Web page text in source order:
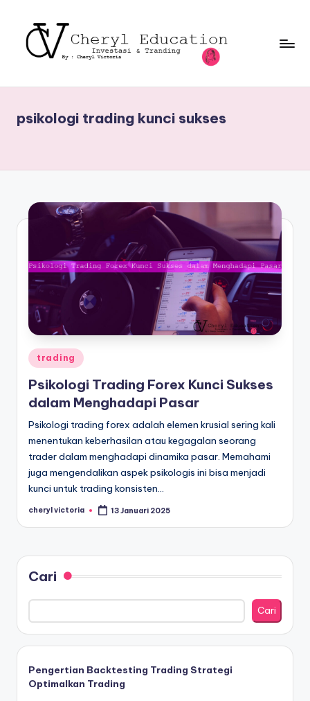
psikologi trading kunci sukses
Posted
in
trading
Psikologi Trading Forex Kunci Sukses
dalam Menghadapi Pasar
Psikologi trading forex adalah elemen krusial sering kali
menentukan keberhasilan atau kegagalan seorang
trader dalam menghadapi dinamika pasar. Memahami
juga mengendalikan aspek psikologis ini bisa menjadi
kunci untuk trading konsisten…
Posted
cheryl victoria 13 Januari 2025
Cari
Cari
Pengertian Backtesting Trading Strategi
Optimalkan Trading